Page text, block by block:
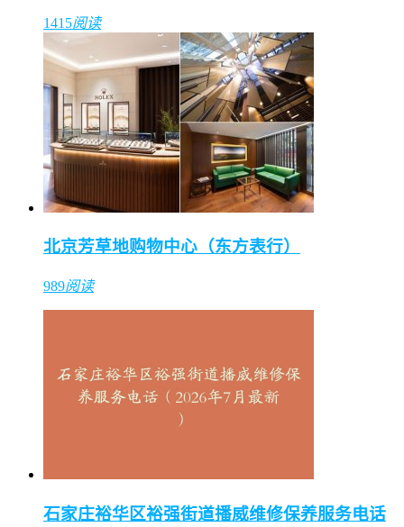
1415阅读
北京芳草地购物中心（东方表行）
989阅读
石家庄裕华区裕强街道播威维修保养服务电话